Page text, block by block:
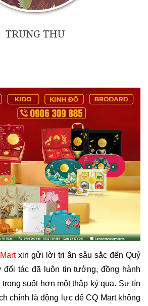
TRUNG THU
xin gửi lời tri ân sâu sắc đến Quý
đối tác đã luôn tin tưởng, đồng hành
suốt hơn một thập kỷ qua. Sự tín
chính là động lực để CQ Mart không